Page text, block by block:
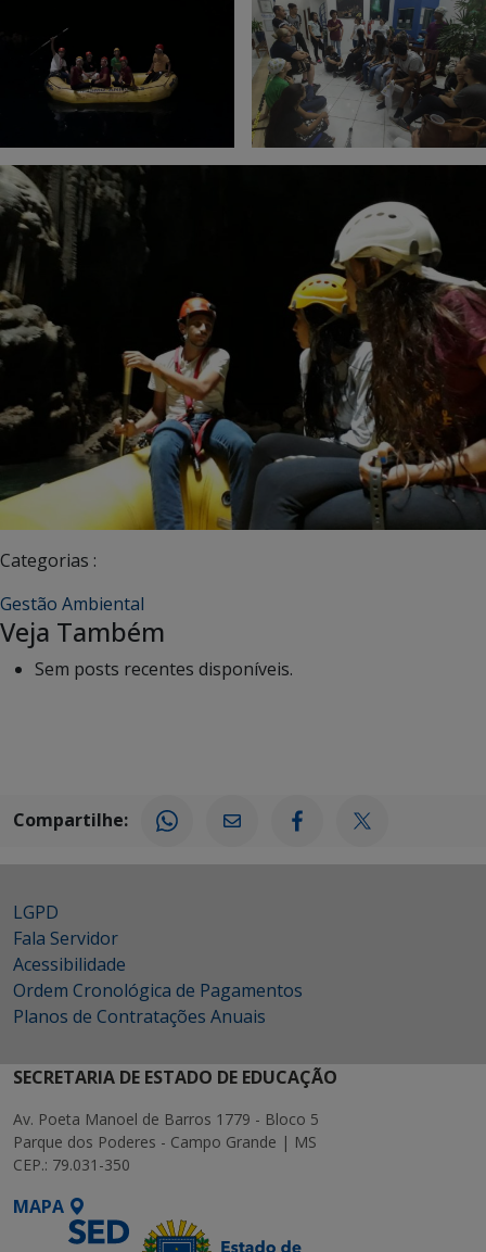
Categorias :
Gestão Ambiental
Veja Também
Sem posts recentes disponíveis.
Compartilhe:
LGPD
Fala Servidor
Acessibilidade
Ordem Cronológica de Pagamentos
Planos de Contratações Anuais
SECRETARIA DE ESTADO DE EDUCAÇÃO
Av. Poeta Manoel de Barros 1779 - Bloco 5
Parque dos Poderes - Campo Grande | MS
CEP.: 79.031-350
MAPA